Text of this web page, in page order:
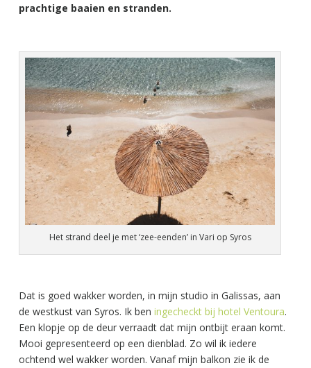
prachtige baaien en stranden.
Het strand deel je met ‘zee-eenden’ in Vari op Syros
Dat is goed wakker worden, in mijn studio in Galissas, aan
de westkust van Syros. Ik ben ingecheckt bij hotel Ventoura.
Een klopje op de deur verraadt dat mijn ontbijt eraan komt.
Mooi gepresenteerd op een dienblad. Zo wil ik iedere
ochtend wel wakker worden. Vanaf mijn balkon zie ik de